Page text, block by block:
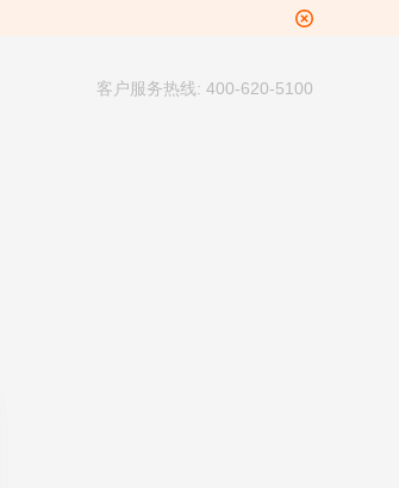
客户服务热线: 400-620-5100